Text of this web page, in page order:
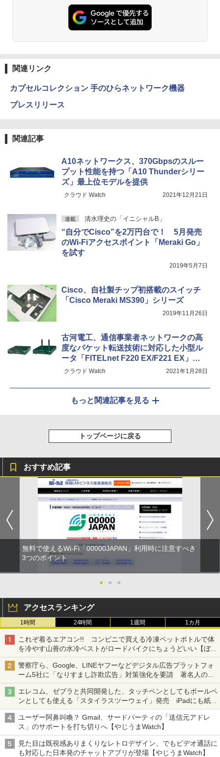
関連リンク
カプセルコレクション 手のひらネットワーク機器
プレスリリース
関連記事
A10ネットワークス、370Gbpsのスルー
プット性能を持つ「A10 Thunderシリー
ズ」最上位モデルを提供
クラウド Watch 2021年12月21日
連載 清水理史の「イニシャルB」
“自分でCisco”を2万円台で！ 5月発売
のWi-Fiアクセスポイント「Meraki Go」
を試す
2019年5月7日
Cisco、自社製チップ初搭載のスイッチ
「Cisco Meraki MS390」シリーズ
2019年11月26日
古河電工、通信事業者ネットワークの高
度なパケット転送技術に対応した小型ル
ータ「FITELnet F220 EX/F221 EX」を
発売
クラウド Watch 2021年1月28日
もっと関連記事を見る
トップページに戻る
おすすめ記事
無料で使えるWi-Fi「00000JAPAN」利用時に注意すべき
3つのポイント
● ● ●
アクセスランキング
1時間 24時間 1週間 1カ月
これぞ着るエアコン!! コンビニで買える冷凍ペットボトルで体
を冷やす山善の水冷ベストがロードバイクにちょうどいい【ぼっ
ち・ざ・ろーど！その14】【空いた時間でなにしてる？】
警察庁ら、Google、LINEヤフーなどデジタル広告プラットフォ
ーム5社に「なりすまし詐欺広告」対策強化を要請 著名人の写
真や映像を使った投資詐欺などへの対策として
エレコム、ゼブラと共同開発した、タッチペンとしてもボールペ
ンとしても使える「スタイラスツーウェイ」発売 iPadにも紙に
も、持ち替えずに書き込める
ユーザー阿鼻叫喚？ Gmail、サードパーティの「送信元アドレ
ス」のサポートを打ち切りへ【やじうまWatch】
見た目は既視感ありまくりなレトロデザイン、でもビデオ通話に
も対応した日本発のチャットアプリが登場【やじうまWatch】